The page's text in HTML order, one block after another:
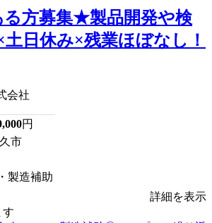
る方募集★製品開発や検
日休み×残業ほぼなし！
会社
円
市
製造補助
詳細を表示
す